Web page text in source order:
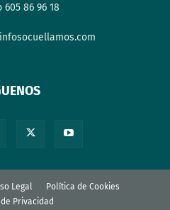
605 86 96 18
Legal
Política de Cookies
Privacidad